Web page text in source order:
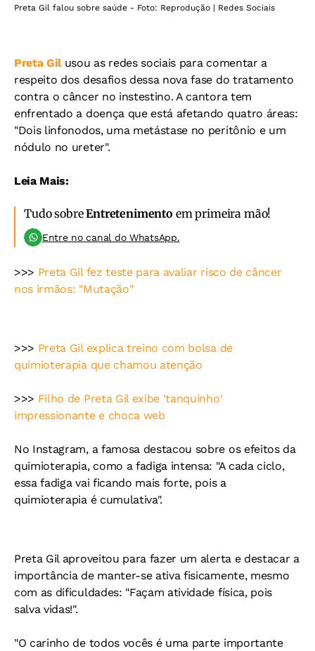
Preta Gil falou sobre saúde - Foto: Reprodução | Redes Sociais
Preta Gilusou as redes sociais para comentar a
respeito dos desafios dessa nova fase do tratamento
contra o câncer no instestino. A cantora tem
enfrentado a doença que está afetando quatro áreas:
"Dois linfonodos, uma metástase no peritônio e um
nódulo no ureter".
Leia Mais:
Tudo sobreEntretenimento em primeira mão!
Entre no canal do WhatsApp.
>>> Preta Gil fez teste para avaliar risco de câncer
nos irmãos: "Mutação"
>>> Preta Gil explica treino com bolsa de
quimioterapia que chamou atenção
>>> Filho de Preta Gil exibe 'tanquinho'
impressionante e choca web
No Instagram, a famosa destacou sobre os efeitos da
quimioterapia, como a fadiga intensa: "A cada ciclo,
essa fadiga vai ficando mais forte, pois a
quimioterapia é cumulativa".
Preta Gil aproveitou para fazer um alerta e destacar a
importância de manter-se ativa fisicamente, mesmo
com as dificuldades: "Façam atividade física, pois
salva vidas!".
"O carinho de todos vocês é uma parte importante